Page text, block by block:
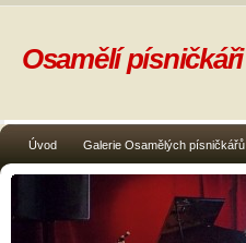
Úvod Galerie Osamělých písničkářů
Osamělí písničkáři